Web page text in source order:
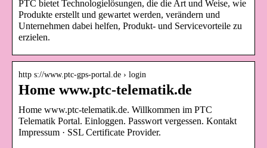
PTC bietet Technologielösungen, die die Art und Weise, wie
Produkte erstellt und gewartet werden, verändern und
Unternehmen dabei helfen, Produkt- und Servicevorteile zu
erzielen.
http s://www.ptc-gps-portal.de › login
Home www.ptc-telematik.de
Home www.ptc-telematik.de. Willkommen im PTC
Telematik Portal. Einloggen. Passwort vergessen. Kontakt
Impressum · SSL Certificate Provider.